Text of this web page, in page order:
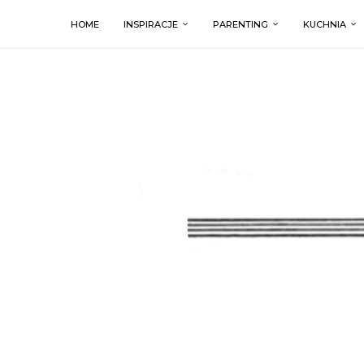
HOME INSPIRACJE PARENTING KUCHNIA